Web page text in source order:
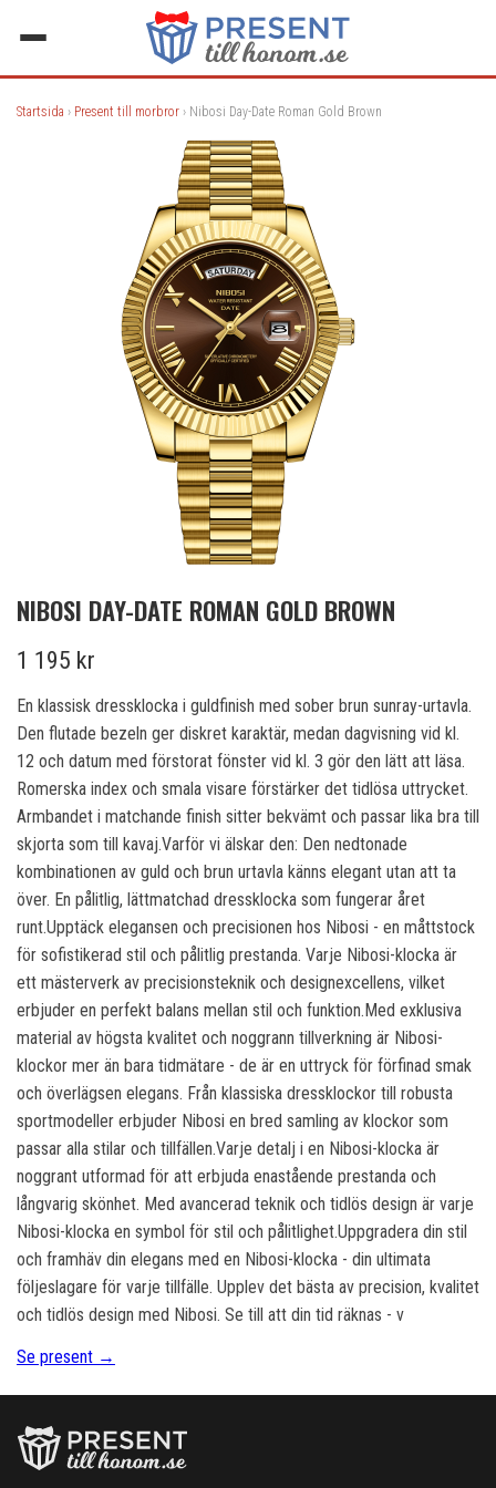
Startsida › Present till morbror › Nibosi Day-Date Roman Gold Brown
NIBOSI DAY-DATE ROMAN GOLD BROWN
1 195 kr
En klassisk dressklocka i guldfinish med sober brun sunray-urtavla.
Den flutade bezeln ger diskret karaktär, medan dagvisning vid kl.
12 och datum med förstorat fönster vid kl. 3 gör den lätt att läsa.
Romerska index och smala visare förstärker det tidlösa uttrycket.
Armbandet i matchande finish sitter bekvämt och passar lika bra till
skjorta som till kavaj.Varför vi älskar den: Den nedtonade
kombinationen av guld och brun urtavla känns elegant utan att ta
över. En pålitlig, lättmatchad dressklocka som fungerar året
runt.Upptäck elegansen och precisionen hos Nibosi - en måttstock
för sofistikerad stil och pålitlig prestanda. Varje Nibosi-klocka är
ett mästerverk av precisionsteknik och designexcellens, vilket
erbjuder en perfekt balans mellan stil och funktion.Med exklusiva
material av högsta kvalitet och noggrann tillverkning är Nibosi-
klockor mer än bara tidmätare - de är en uttryck för förfinad smak
och överlägsen elegans. Från klassiska dressklockor till robusta
sportmodeller erbjuder Nibosi en bred samling av klockor som
passar alla stilar och tillfällen.Varje detalj i en Nibosi-klocka är
noggrant utformad för att erbjuda enastående prestanda och
långvarig skönhet. Med avancerad teknik och tidlös design är varje
Nibosi-klocka en symbol för stil och pålitlighet.Uppgradera din stil
och framhäv din elegans med en Nibosi-klocka - din ultimata
följeslagare för varje tillfälle. Upplev det bästa av precision, kvalitet
och tidlös design med Nibosi. Se till att din tid räknas - v
Se present →